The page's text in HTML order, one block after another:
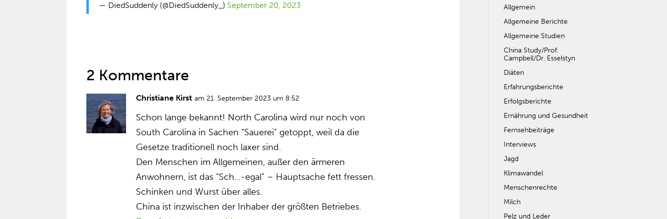
— DiedSuddenly (@DiedSuddenly_) September 20, 2023
2 Kommentare
Christiane Kirst am 21. September 2023 um 8:52
Schon lange bekannt! North Carolina wird nur noch von
South Carolina in Sachen “Sauerei” getoppt, weil da die
Gesetze traditionell noch laxer sind.
Den Menschen im Allgemeinen, außer den ärmeren
Anwohnern, ist das “Sch…-egal” – Hauptsache fett fressen.
Schinken und Wurst über alles.
China ist inzwischen der Inhaber der größten Betriebes.
Allgemein
Allgemeine Berichte
Allgemeine Studien
China Study/Prof.
Campbell/Dr. Esselstyn
Diäten
Erfahrungsberichte
Erfolgsberichte
Ernährung und Gesundheit
Fernsehbeiträge
Interviews
Jagd
Klimawandel
Menschenrechte
Milch
Pelz und Leder